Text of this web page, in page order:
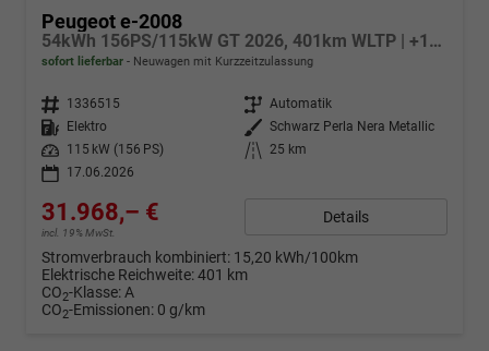
Peugeot e-2008
54kWh 156PS/115kW GT 2026, 401km WLTP | +17" ALU +360-Grad&RFK +Wärmepumpe +Adaptiver Tempomat +Apple CarPlay +SHZ +FULL-LED-Scheinwerfer +Getönte Scheiben
sofort lieferbar Neuwagen mit Kurzzeitzulassung
Fahrzeugnr. 1336515 Getriebe Automatik
Kraftstoff
Elektro Außenfarbe Schwarz Perla Nera Metallic
Leistung
115 kW (156 PS) Kilometerstand
25 km
17.06.2026
31.968,– €
incl. 19% MwSt.
Details
Stromverbrauch kombiniert: 15,20 kWh/100km
Elektrische Reichweite:401 km
CO2-Klasse:A
CO2-Emissionen: 0 g/km